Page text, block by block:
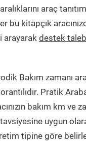
araç
bu kitapçık
arayarak destek
Bakım zamanı
Pratik
bakım km ve
uygun
tipine göre